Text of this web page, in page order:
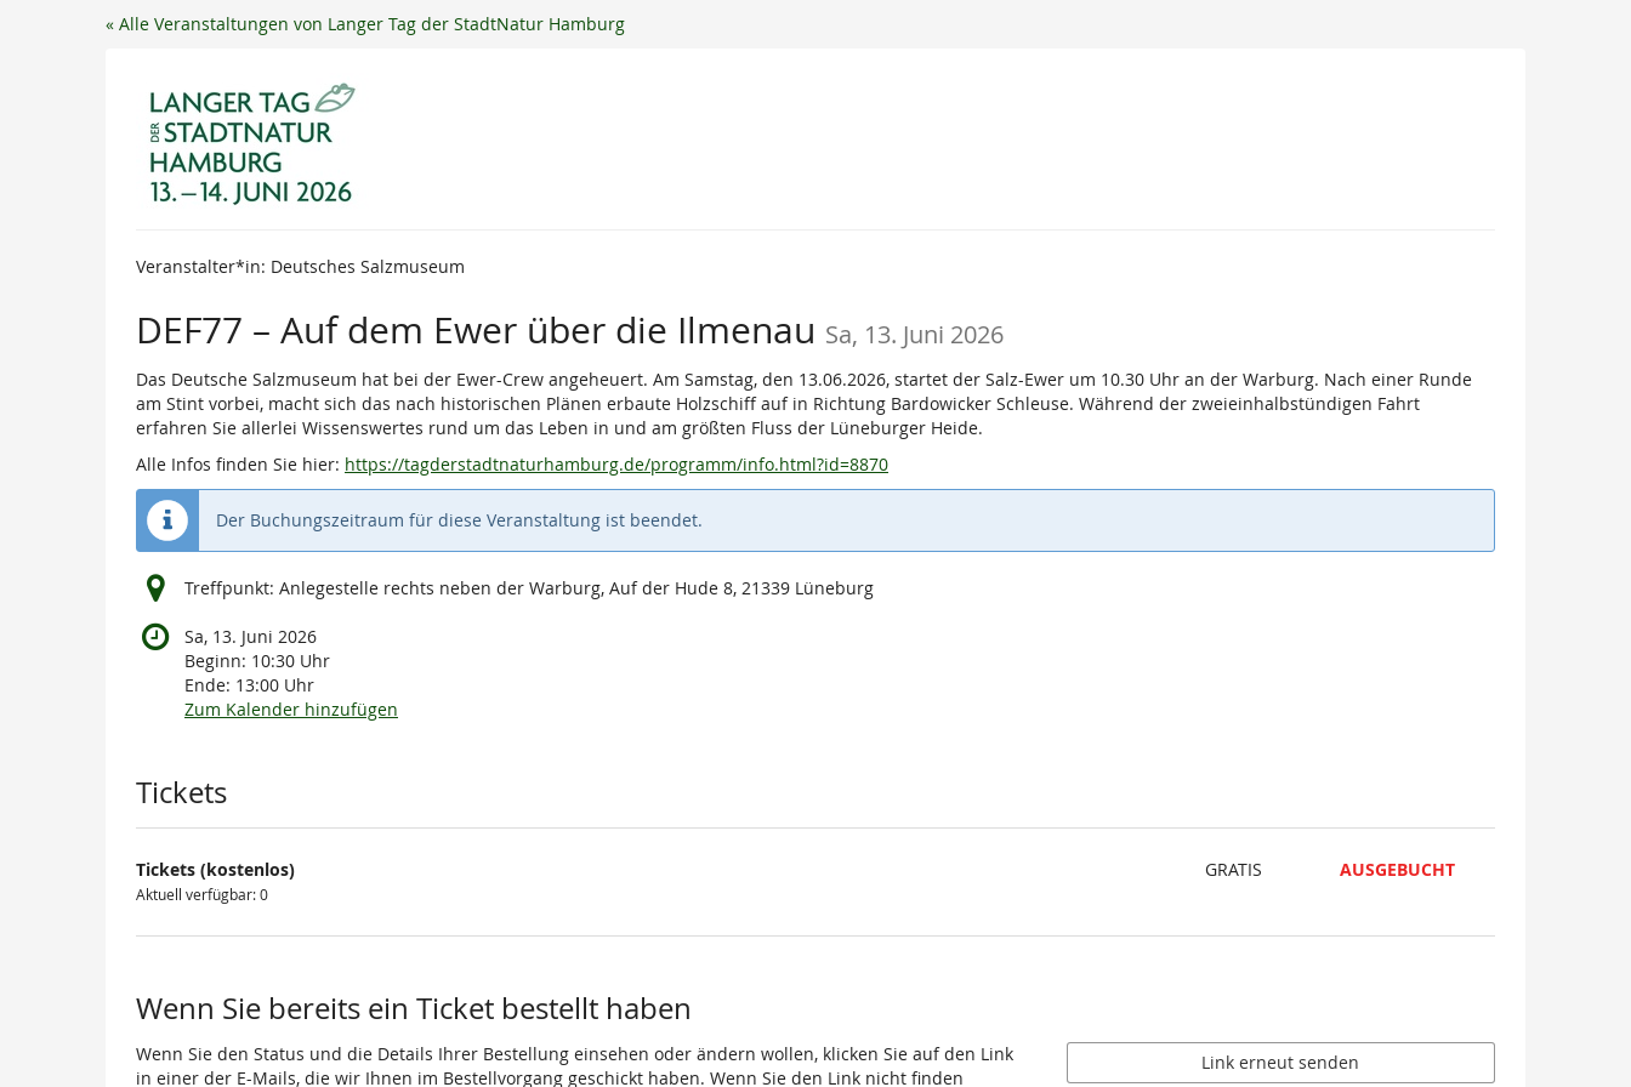
« Alle Veranstaltungen von Langer Tag der StadtNatur Hamburg
Veranstalter*in: Deutsches Salzmuseum
DEF77 – Auf dem Ewer über die Ilmenau Sa, 13. Juni 2026
Das Deutsche Salzmuseum hat bei der Ewer-Crew angeheuert. Am Samstag, den 13.06.2026, startet der Salz-Ewer um 10.30 Uhr an der Warburg. Nach einer Runde
am Stint vorbei, macht sich das nach historischen Plänen erbaute Holzschiff auf in Richtung Bardowicker Schleuse. Während der zweieinhalbstündigen Fahrt
erfahren Sie allerlei Wissenswertes rund um das Leben in und am größten Fluss der Lüneburger Heide.
Alle Infos finden Sie hier: https://tagderstadtnaturhamburg.de/programm/info.html?id=8870
Der Buchungszeitraum für diese Veranstaltung ist beendet.
Treffpunkt: Anlegestelle rechts neben der Warburg, Auf der Hude 8, 21339 Lüneburg
Sa, 13. Juni 2026
Beginn: 10:30 Uhr
Ende: 13:00 Uhr
Zum Kalender hinzufügen
Produkte
Tickets
Tickets (kostenlos)
Aktuell verfügbar: 0
GRATIS AUSGEBUCHT
Wenn Sie bereits ein Ticket bestellt haben
Wenn Sie den Status und die Details Ihrer Bestellung einsehen oder ändern wollen, klicken Sie auf den Link
in einer der E-Mails, die wir Ihnen im Bestellvorgang geschickt haben. Wenn Sie den Link nicht finden
Link erneut senden